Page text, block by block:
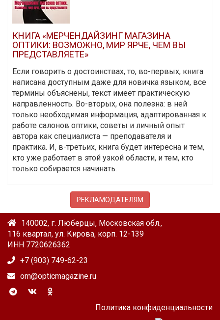
КНИГА «МЕРЧЕНДАЙЗИНГ МАГАЗИНА
ОПТИКИ: ВОЗМОЖНО, МИР ЯРЧЕ, ЧЕМ ВЫ
ПРЕДСТАВЛЯЕТЕ»
Если говорить о достоинствах, то, во-первых, книга
написана доступным даже для новичка языком, все
термины объяснены, текст имеет практическую
направленность. Во-вторых, она полезна: в ней
только необходимая информация, адаптированная к
работе салонов оптики, советы и личный опыт
автора как специалиста — преподавателя и
практика. И, в-третьих, книга будет интересна и тем,
кто уже работает в этой узкой области, и тем, кто
только собирается начинать.
РЕКЛАМОДАТЕЛЯМ
140002, г. Люберцы, Московская обл.,
116 квартал, ул. Кирова, корп. 12-139
ИНН 7720626362
+7 (903) 749-62-23
om@opticmagazine.ru
Политика конфиденциальности